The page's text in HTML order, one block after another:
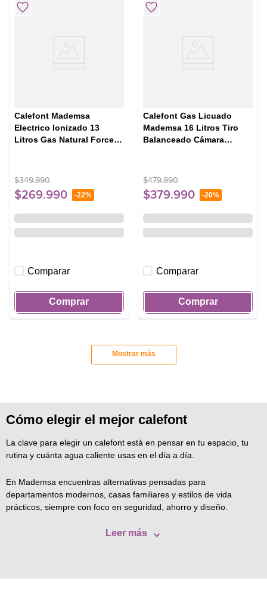
Calefont Mademsa
Electrico Ionizado 13
Litros Gas Natural Forced
$349.990
$269.990 -22%
Comparar
Comprar
Calefont Gas Licuado
Mademsa 16 Litros Tiro
Balanceado Cámara
$479.990
$379.990 -20%
Comparar
Comprar
Mostrar más
Cómo elegir el mejor calefont
La clave para elegir un calefont está en pensar en tu espacio, tu
rutina y cuánta agua caliente usas en el día a día.
En Mademsa encuentras alternativas pensadas para
departamentos modernos, casas familiares y estilos de vida
prácticos, siempre con foco en seguridad, ahorro y diseño.
Leer más